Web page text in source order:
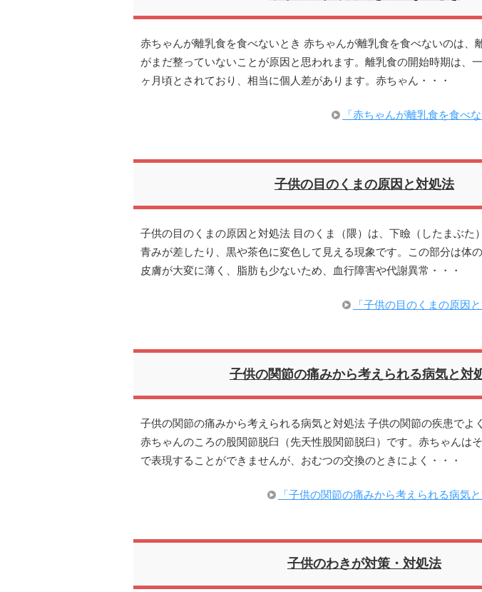
赤ちゃんが離乳食を食べないとき 赤ちゃんが離乳食を食べないのは、
がまだ整っていないことが原因と思われます。離乳食の開始時期は、
ヶ月頃とされており、相当に個人差があります。赤ちゃん・・・
「赤ちゃんが離乳食を食べ
子供の目のくまの原因と対処法
子供の目のくまの原因と対処法 目のくま（隈）は、下瞼（したまぶた
青みが差したり、黒や茶色に変色して見える現象です。この部分は体
皮膚が大変に薄く、脂肪も少ないため、血行障害や代謝異常・・・
「子供の目のくまの原因
子供の関節の痛みから考えられる病気と対
子供の関節の痛みから考えられる病気と対処法 子供の関節の疾患でよ
赤ちゃんのころの股関節脱臼（先天性股関節脱臼）です。赤ちゃんは
で表現することができませんが、おむつの交換のときによく・・・
「子供の関節の痛みから考えられる病気
子供のわきが対策・対処法